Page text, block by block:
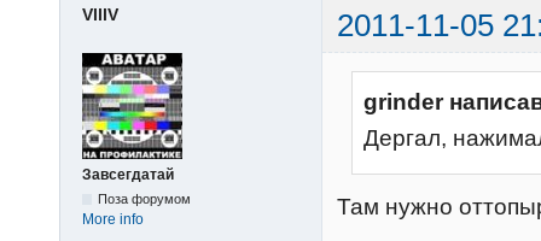
VlllV 2011-11-05
Завсегдатай
Поза форумом
More info
grinder
Дергал,
Там нужно